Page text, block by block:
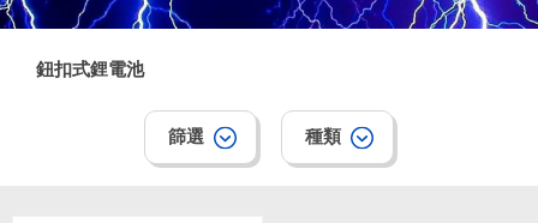
玩具車,貨車,火車及遙控系列
手工藝,文具,蠟筆,泥膠,畫板
Mini Brands
Play-Doh培樂多
8~11歳
12~14歳
鈕扣式鋰電池
篩選 種類